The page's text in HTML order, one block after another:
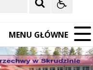
MENU GŁÓWNE